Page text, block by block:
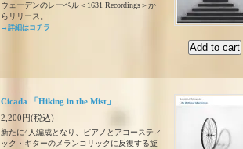
ウェーデンのレーベル＜1631 Recordings＞か
らリリース。
→詳細はコチラ
Cicada 「Hiking in the Mist」
2,200円(税込)
新たに4人編成となり、ピアノとアコースティ
ック・ギターのメランコリックに反復する旋